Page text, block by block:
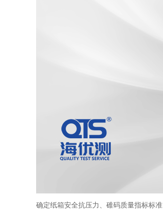
确定纸箱安全抗压力、碓码质量指标标准